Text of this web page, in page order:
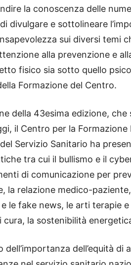
la conoscenza delle
divulgare e sottolineare
sui diversi temi
alla prevenzione e
fisico sia sotto quello
Formazione del Centro.
della 43esima edizione,
il Centro per la Formazione
Servizio Sanitario ha
tra cui il bullismo e il
di comunicazione per
la relazione medico-
le fake news, le arti terapie
cura, la sostenibilità
dell’importanza dell’equità di